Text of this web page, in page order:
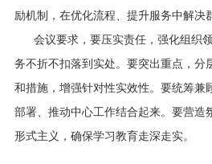
励机制，在优化流程、提升服务中解决
会议要求，要压实责任，强化组织
务不折不扣落到实处。要突出重点，分
和措施，增强针对性实效性。要统筹兼
部署、推动中心工作结合起来。要营造
形式主义，确保学习教育走深走实。